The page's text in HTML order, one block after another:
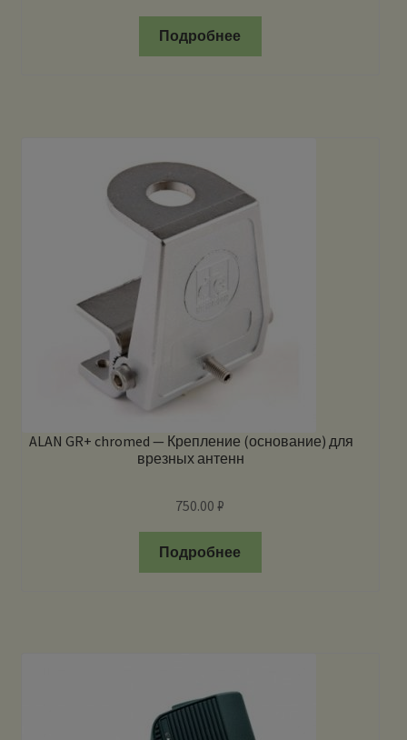
Подробнее
ALAN GR+ chromed — Крепление (основание) для
врезных антенн
750.00₽
Подробнее